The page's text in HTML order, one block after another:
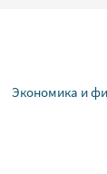
Экономика и